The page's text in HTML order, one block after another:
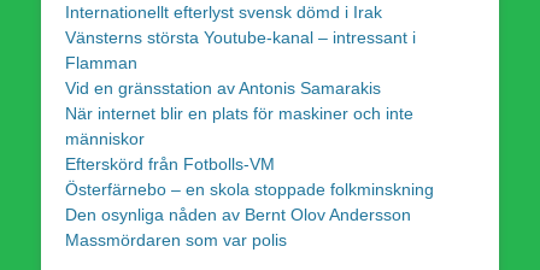
Internationellt efterlyst svensk dömd i Irak
Vänsterns största Youtube-kanal – intressant i
Flamman
Vid en gränsstation av Antonis Samarakis
När internet blir en plats för maskiner och inte
människor
Efterskörd från Fotbolls-VM
Österfärnebo – en skola stoppade folkminskning
Den osynliga nåden av Bernt Olov Andersson
Massmördaren som var polis